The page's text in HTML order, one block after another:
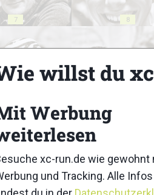
7 8
12
willst du
Werbung
xc-run.de wie gewohnt
und Tracking. Alle